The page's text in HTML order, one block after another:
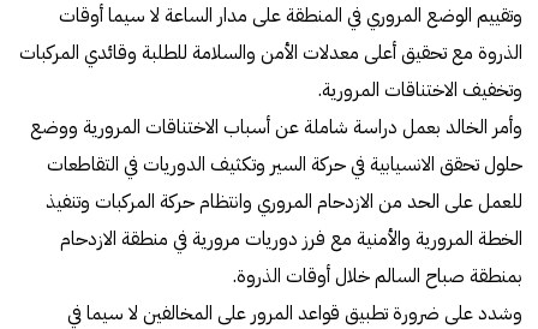
وتقييم الوضع المروري في المنطقة على مدار الساعة لا سيما أوقات
الذروة مع تحقيق أعلى معدلات الأمن والسلامة للطلبة وقائدي المركبات
وتخفيف الاختناقات المرورية.
وأمر الخالد بعمل دراسة شاملة عن أسباب الاختناقات المرورية ووضع
حلول تحقق الانسيابية في حركة السير وتكثيف الدوريات في التقاطعات
للعمل على الحد من الازدحام المروري وانتظام حركة المركبات وتنفيذ
الخطة المرورية والأمنية مع فرز دوريات مرورية في منطقة الازدحام
بمنطقة صباح السالم خلال أوقات الذروة.
وشدد على ضرورة تطبيق قواعد المرور على المخالفين لا سيما في